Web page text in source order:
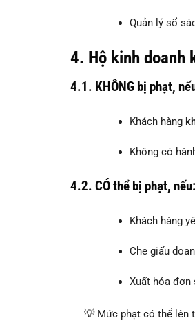
Quản lý sổ
4. Hộ kinh doanh
4.1. KHÔNG bị phạt,
Khách hàng
Không có
4.2. CÓ thể bị phạt, nếu:
Khách hàng
Che giấu
Xuất hóa đơn
💡 Mức phạt có thể lên